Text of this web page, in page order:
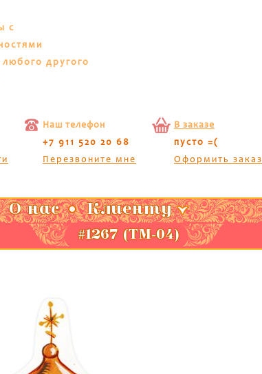
с
другого
Наш телефон
+7 911 520 20 68
Перезвоните мне
В заказе
пусто =(
Оформить заказ
О нас Клиенту
#1267 (ТМ-04)